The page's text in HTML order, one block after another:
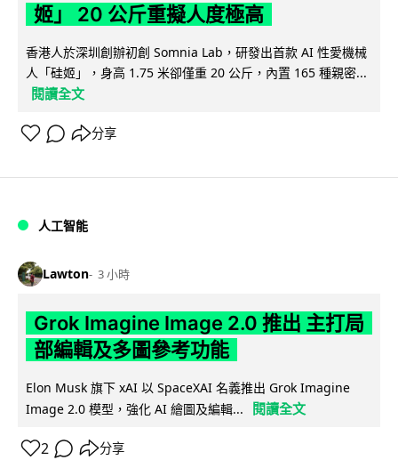
姬」 20 公斤重擬人度極高
香港人於深圳創辦初創 Somnia Lab，研發出首款 AI 性愛機械
人「硅姬」，身高 1.75 米卻僅重 20 公斤，內置 165 種親密...
閱讀全文
分享
人工智能
Lawton 3 小時
Grok Imagine Image 2.0 推出 主打局
部編輯及多圖參考功能
Elon Musk 旗下 xAI 以 SpaceXAI 名義推出 Grok Imagine
Image 2.0 模型，強化 AI 繪圖及編輯...
閱讀全文
2 分享